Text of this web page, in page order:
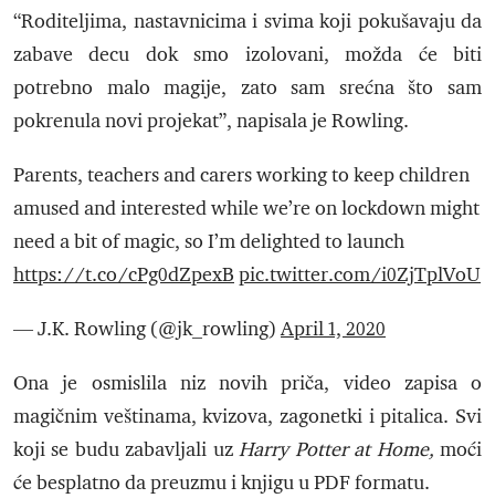
“Roditeljima, nastavnicima i svima koji pokušavaju da
zabave decu dok smo izolovani, možda će biti
potrebno malo magije, zato sam srećna što sam
pokrenula novi projekat”, napisala je Rowling.
Parents, teachers and carers working to keep children
amused and interested while we’re on lockdown might
need a bit of magic, so I’m delighted to launch
https://t.co/cPg0dZpexB pic.twitter.com/i0ZjTplVoU
— J.K. Rowling (@jk_rowling)April 1, 2020
Ona je osmislila niz novih priča, video zapisa o
magičnim veštinama, kvizova, zagonetki i pitalica. Svi
koji se budu zabavljali uzHarry Potter at Home, moći
će besplatno da preuzmu i knjigu u PDF formatu.